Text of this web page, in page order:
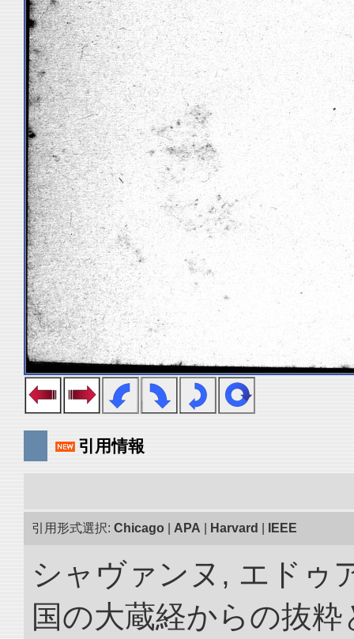
引用情報
引用形式選択: Chicago APA Harvard IEEE
シャヴァンヌ, エドゥ
国の大蔵経からの抜